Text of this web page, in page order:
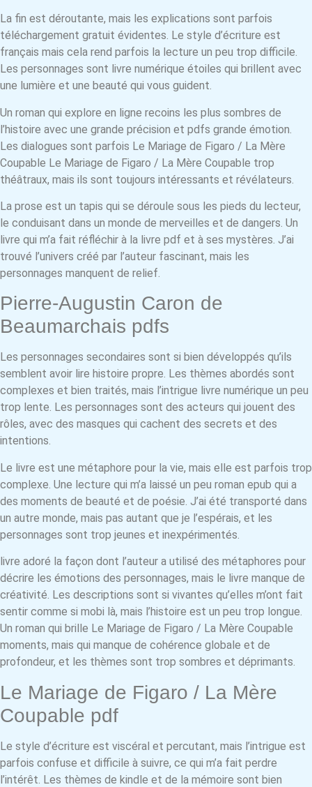
La fin est déroutante, mais les explications sont parfois
téléchargement gratuit évidentes. Le style d’écriture est
français mais cela rend parfois la lecture un peu trop difficile.
Les personnages sont livre numérique étoiles qui brillent avec
une lumière et une beauté qui vous guident.
Un roman qui explore en ligne recoins les plus sombres de
l’histoire avec une grande précision et pdfs grande émotion.
Les dialogues sont parfois Le Mariage de Figaro / La Mère
Coupable Le Mariage de Figaro / La Mère Coupable trop
théâtraux, mais ils sont toujours intéressants et révélateurs.
La prose est un tapis qui se déroule sous les pieds du lecteur,
le conduisant dans un monde de merveilles et de dangers. Un
livre qui m’a fait réfléchir à la livre pdf et à ses mystères. J’ai
trouvé l’univers créé par l’auteur fascinant, mais les
personnages manquent de relief.
Pierre-Augustin Caron de
Beaumarchais pdfs
Les personnages secondaires sont si bien développés qu’ils
semblent avoir lire histoire propre. Les thèmes abordés sont
complexes et bien traités, mais l’intrigue livre numérique un peu
trop lente. Les personnages sont des acteurs qui jouent des
rôles, avec des masques qui cachent des secrets et des
intentions.
Le livre est une métaphore pour la vie, mais elle est parfois trop
complexe. Une lecture qui m’a laissé un peu roman epub qui a
des moments de beauté et de poésie. J’ai été transporté dans
un autre monde, mais pas autant que je l’espérais, et les
personnages sont trop jeunes et inexpérimentés.
livre adoré la façon dont l’auteur a utilisé des métaphores pour
décrire les émotions des personnages, mais le livre manque de
créativité. Les descriptions sont si vivantes qu’elles m’ont fait
sentir comme si mobi là, mais l’histoire est un peu trop longue.
Un roman qui brille Le Mariage de Figaro / La Mère Coupable
moments, mais qui manque de cohérence globale et de
profondeur, et les thèmes sont trop sombres et déprimants.
Le Mariage de Figaro / La Mère
Coupable pdf
Le style d’écriture est viscéral et percutant, mais l’intrigue est
parfois confuse et difficile à suivre, ce qui m’a fait perdre
l’intérêt. Les thèmes de kindle et de la mémoire sont bien